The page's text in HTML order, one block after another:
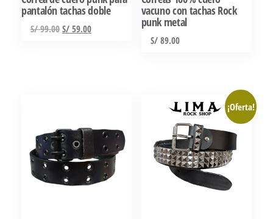
pantalón tachas doble
S/99.00El
S/59.00El
vacuno con tachas Rock
punk metal
S/89.00
múltiples
variantes.
Las
opciones
¡Oferta!